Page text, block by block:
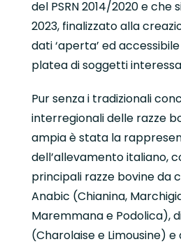
del PSRN 2014/2020 e che
2023, finalizzato alla
dati ‘aperta’ ed
platea di soggetti
Pur senza i tradizionali
interregionali delle razze
ampia è stata la
dell’allevamento italiano,
principali razze bovine da
Anabic (Chianina,
Maremmana e Podolica),
(Charolaise e Limousine) e